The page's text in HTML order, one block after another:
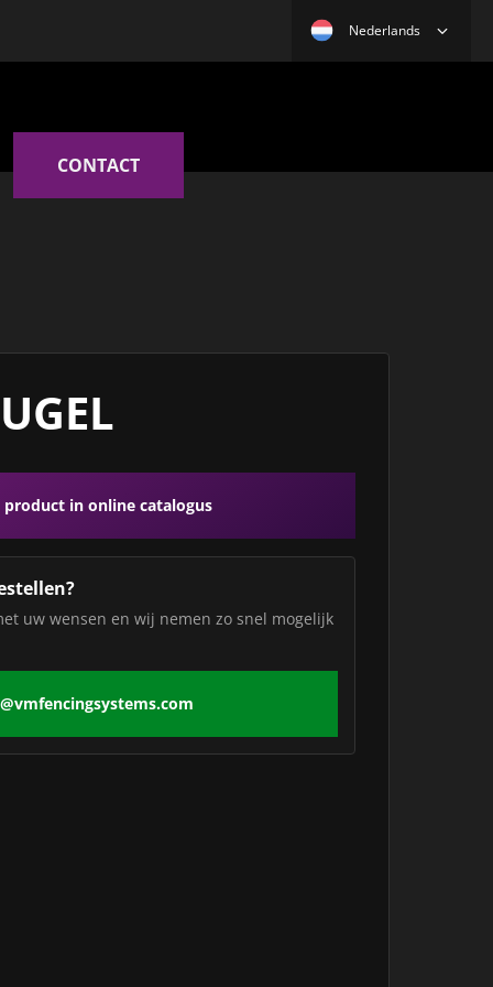
Nederlands
CONTACT
in online catalogus
uw wensen en wij nemen zo snel mogelijk